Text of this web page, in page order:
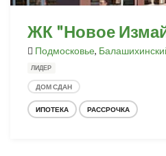
ЖК "Новое
Подмосковье,
ЛИДЕР
ДОМ СДАН
ИПОТЕКА РАССРОЧКА